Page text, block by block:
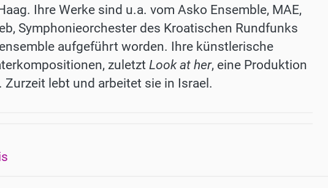
Ihre Werke sind u.a. vom Asko Ensemble, MAE,
Symphonieorchester des Kroatischen Rundfunks
aufgeführt worden. Ihre künstlerische
zuletzt Look at her, eine Produktion
lebt und arbeitet sie in Israel.